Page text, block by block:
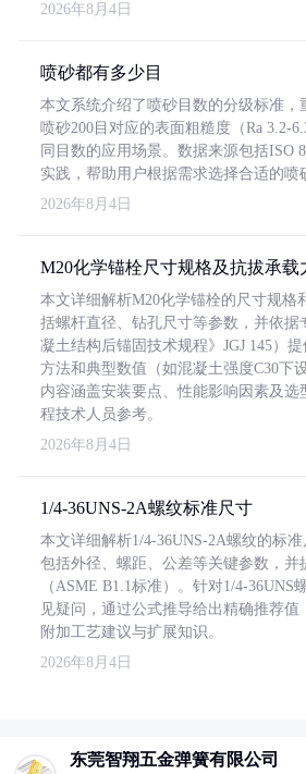
2026年8月4日
喷砂都有多少目
本文系统介绍了喷砂目数的分级标准，
喷砂200目对应的表面粗糙度（Ra 3.2-
同目数的应用场景。数据来源包括ISO
实践，帮助用户根据需求选择合适的喷
2026年8月4日
M20化学锚栓尺寸规格及抗拔承载
本文详细解析M20化学锚栓的尺寸规格
括螺杆直径、钻孔尺寸等参数，并依据
凝土结构后锚固技术规程》JGJ 145）
方法和典型数值（如混凝土强度C30下
内容涵盖安装要点、性能影响因素及选
程技术人员参考。
2026年8月4日
1/4-36UNS-2A螺纹标准尺寸
本文详细解析1/4-36UNS-2A螺纹的标准
包括外径、螺距、公差等关键参数，并
（ASME B1.1标准）。针对1/4-36UNS
见疑问，通过公式推导给出精确推荐值
附加工艺建议与扩展知识。
2026年8月4日
东莞智翔五金弹簧有限公司